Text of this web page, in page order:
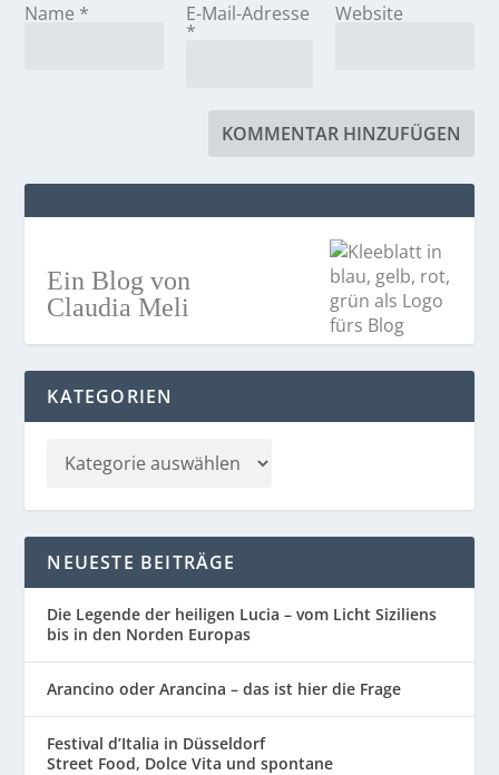
Name * E-Mail-Adresse
*
Website
Ein Blog von
Claudia Meli
KATEGORIEN
NEUESTE BEITRÄGE
Die Legende der heiligen Lucia – vom Licht Siziliens
bis in den Norden Europas
Arancino oder Arancina – das ist hier die Frage
Festival d’Italia in Düsseldorf
Street Food, Dolce Vita und spontane